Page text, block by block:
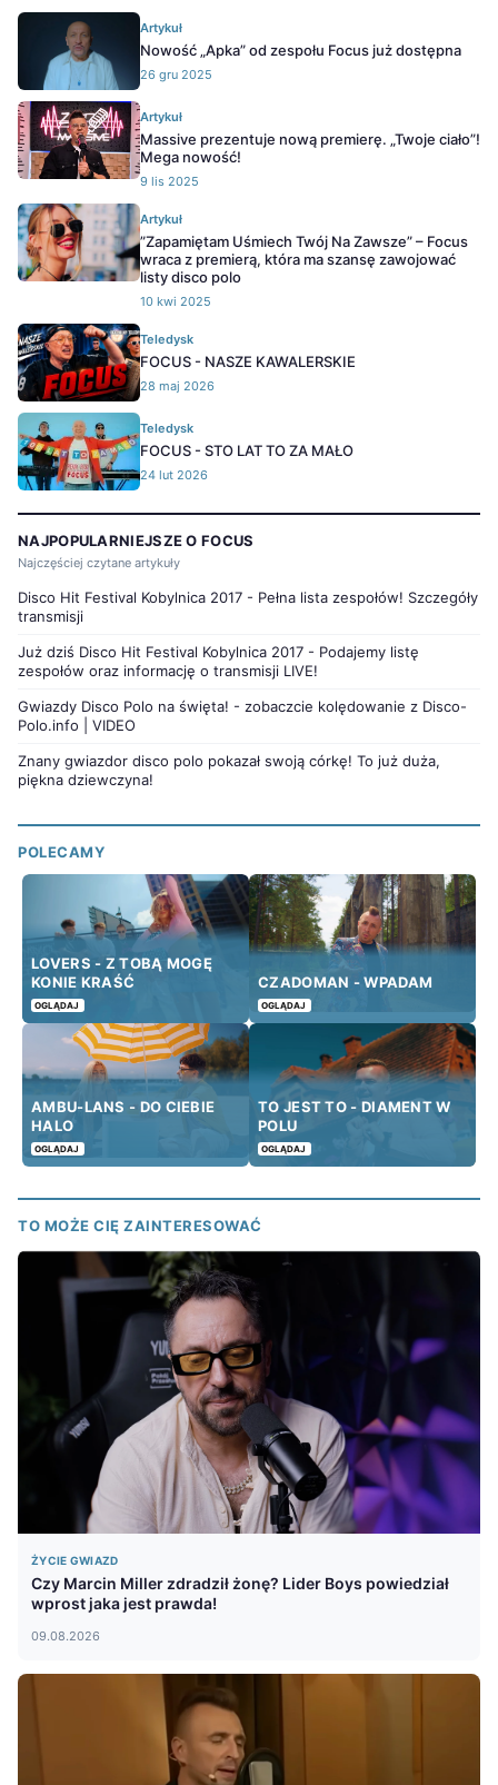
Artykuł
Nowość „Apka” od zespołu Focus już dostępna
26 gru 2025
Artykuł
Massive prezentuje nową premierę. „Twoje ciało”!
Mega nowość!
9 lis 2025
Artykuł
”Zapamiętam Uśmiech Twój Na Zawsze” – Focus
wraca z premierą, która ma szansę zawojować
listy disco polo
10 kwi 2025
Teledysk
FOCUS - NASZE KAWALERSKIE
28 maj 2026
Teledysk
FOCUS - STO LAT TO ZA MAŁO
24 lut 2026
NAJPOPULARNIEJSZE O FOCUS
Najczęściej czytane artykuły
Disco Hit Festival Kobylnica 2017 - Pełna lista zespołów! Szczegóły
transmisji
Już dziś Disco Hit Festival Kobylnica 2017 - Podajemy listę
zespołów oraz informację o transmisji LIVE!
Gwiazdy Disco Polo na święta! - zobaczcie kolędowanie z Disco-
Polo.info | VIDEO
Znany gwiazdor disco polo pokazał swoją córkę! To już duża,
piękna dziewczyna!
POLECAMY
LOVERS - Z TOBĄ MOGĘ
KONIE KRAŚĆ
OGLĄDAJ
CZADOMAN - WPADAM
OGLĄDAJ
AMBU-LANS - DO CIEBIE
HALO
OGLĄDAJ
TO JEST TO - DIAMENT W
POLU
OGLĄDAJ
TO MOŻE CIĘ ZAINTERESOWAĆ
ŻYCIE GWIAZD
Czy Marcin Miller zdradził żonę? Lider Boys powiedział
wprost jaka jest prawda!
09.08.2026